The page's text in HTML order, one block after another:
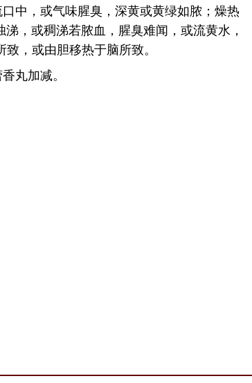
中，或气味腥臭，深黄或黄绿如脓；燥热
，或稠涕若脓血，腥臭难闻，或流黄水，
，或由胆移热于脑所致。
丸加减。